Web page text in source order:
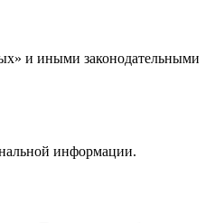
и иными законодательными
информации.